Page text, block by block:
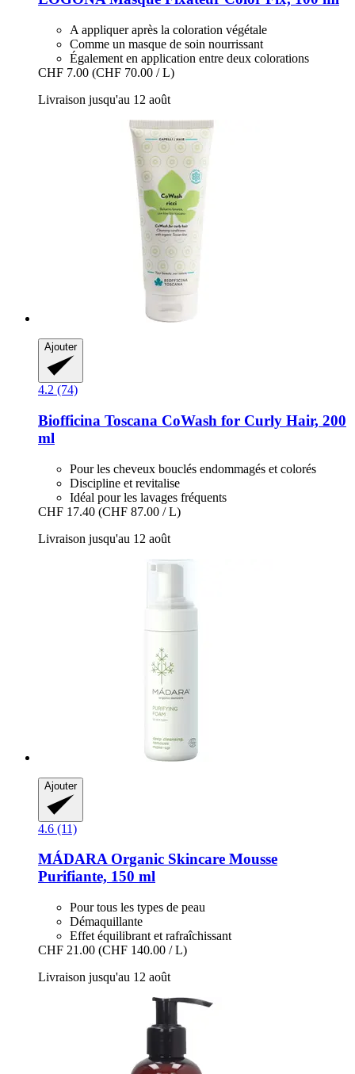
A appliquer après la coloration végétale
Comme un masque de soin nourrissant
Également en application entre deux colorations
CHF 7.00 (CHF 70.00 / L)
Livraison jusqu'au 12 août
Ajouter
4.2 (74)
Biofficina Toscana CoWash for Curly Hair, 200
ml
Pour les cheveux bouclés endommagés et colorés
Discipline et revitalise
Idéal pour les lavages fréquents
CHF 17.40 (CHF 87.00 / L)
Livraison jusqu'au 12 août
Ajouter
4.6 (11)
MÁDARA Organic Skincare Mousse
Purifiante, 150 ml
Pour tous les types de peau
Démaquillante
Effet équilibrant et rafraîchissant
CHF 21.00 (CHF 140.00 / L)
Livraison jusqu'au 12 août